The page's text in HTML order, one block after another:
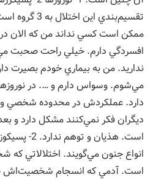
ممكن است كسي نداند من كه الان در
افسردگي دارم. خيلي راحت صحبت
نداريد. من به بيماري خودم بصيرت
مي‌شوم. وسواس دارم و …. در
دارد. عملكردش در محدوده شخصي
ديگران فكر نمي‌كنند مشكل دارد و
انواع جنون مي‌گويند. اختلالاتي
است. آدمي كه انسجام شخصيت‌اش